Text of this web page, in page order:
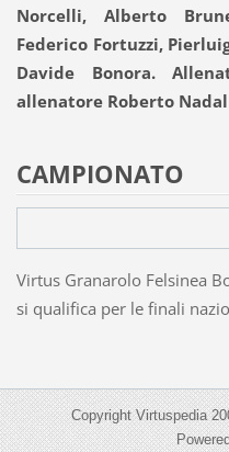
Norcelli, Alberto
Federico Fortuzzi,
Davide Bonora.
allenatore Roberto
CAMPIONATO
Virtus Granarolo Felsinea
si qualifica per le finali
Copyright Virtuspedia